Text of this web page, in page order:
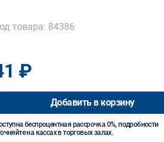
товара: 84386
₽
Добавить в корзину
беспроцентная рассрочка 0%, подробности
на кассах в торговых залах.